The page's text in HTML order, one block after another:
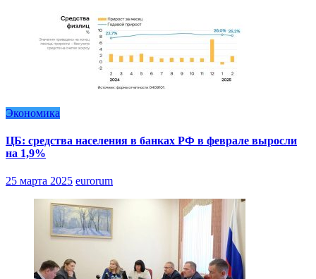
Экономика
ЦБ: средства населения в банках РФ в феврале выросли
на 1,9%
25 марта 2025 eurorum